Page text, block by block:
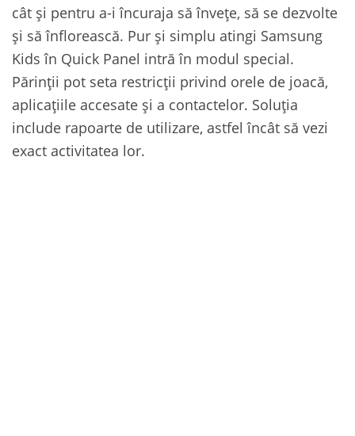
cât și pentru a-i încuraja să învețe, să se dezvolte
și să înflorească. Pur și simplu atingi Samsung
Kids în Quick Panel intră în modul special.
Părinții pot seta restricții privind orele de joacă,
aplicațiile accesate și a contactelor. Soluția
include rapoarte de utilizare, astfel încât să vezi
exact activitatea lor.